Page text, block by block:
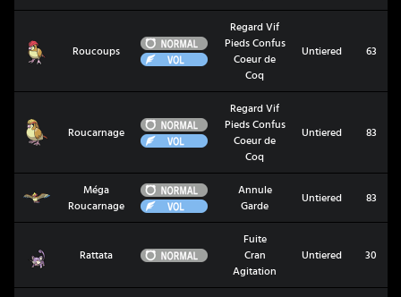
Roucoups
Normal
Vol
Regard Vif
Pieds Confus
Coeur de
Coq
Untiered 63
Roucarnage
Normal
Vol
Regard Vif
Pieds Confus
Coeur de
Coq
Untiered 83
Méga Roucarnage
Méga
Roucarnage
Normal
Vol
Annule
Garde
Untiered 83
Rattata Normal
Fuite
Cran
Agitation
Untiered 30